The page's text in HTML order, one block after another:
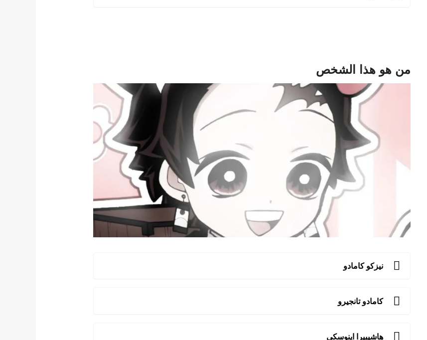
من هو هذا الشخص
نيزكو كامادو
كامادو تانجيرو
هاشيبيرا اينوسكي